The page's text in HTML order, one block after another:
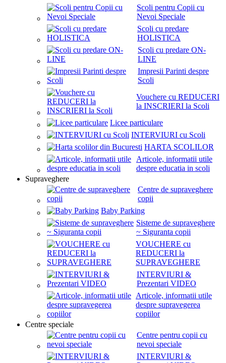
Scoli pentru Copii cu
Nevoi Speciale
Scoli cu predare
HOLISTICA
Scoli cu predare ON-
LINE
Impresii Parinti despre
Scoli
Vouchere cu REDUCERI
la INSCRIERI la Scoli
Licee particulare
INTERVIURI cu Scoli
HARTA SCOLILOR
Articole, informatii utile
despre educatia in scoli
Supraveghere
Centre de supraveghere
copii
Baby Parking
Sisteme de supraveghere
~ Siguranta copii
VOUCHERE cu
REDUCERI la
SUPRAVEGHERE
INTERVIURI &
Prezentari VIDEO
Articole, informatii utile
despre supravegerea
copiilor
Centre speciale
Centre pentru copii cu
nevoi speciale
INTERVIURI &